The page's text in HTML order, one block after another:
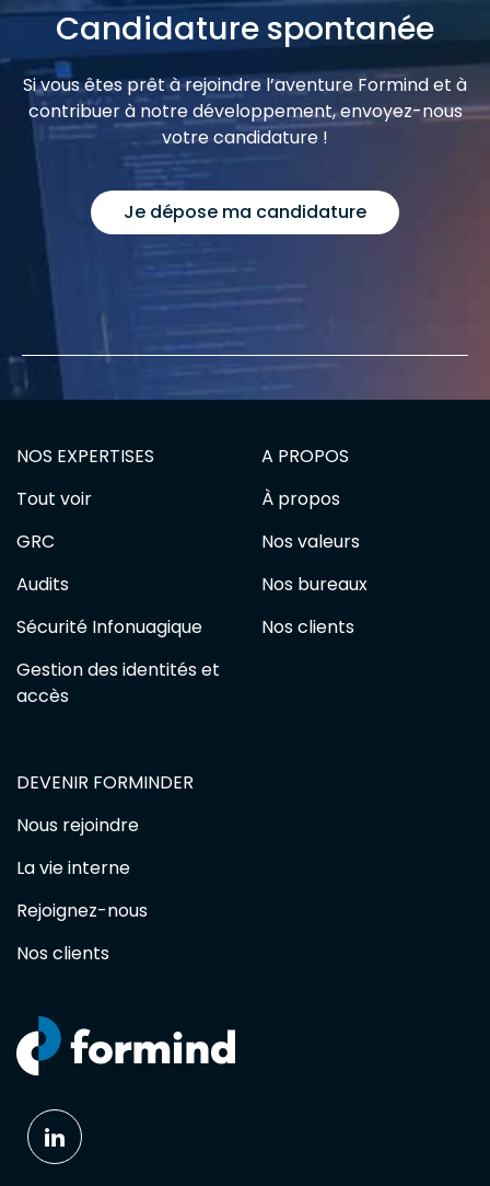
Candidature spontanée
Si vous êtes prêt à rejoindre l’aventure Formind et à
contribuer à notre développement, envoyez-nous
votre candidature !
Je dépose ma candidature
NOS EXPERTISES
Tout voir
GRC
Audits
Sécurité Infonuagique
Gestion des identités et
accès
A PROPOS
À propos
Nos valeurs
Nos bureaux
Nos clients
DEVENIR FORMINDER
Nous rejoindre
La vie interne
Rejoignez-nous
Nos clients